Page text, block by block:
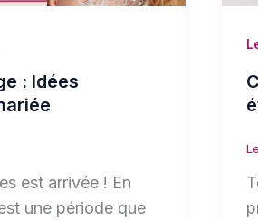
: Idées
est arrivée ! En
une période que